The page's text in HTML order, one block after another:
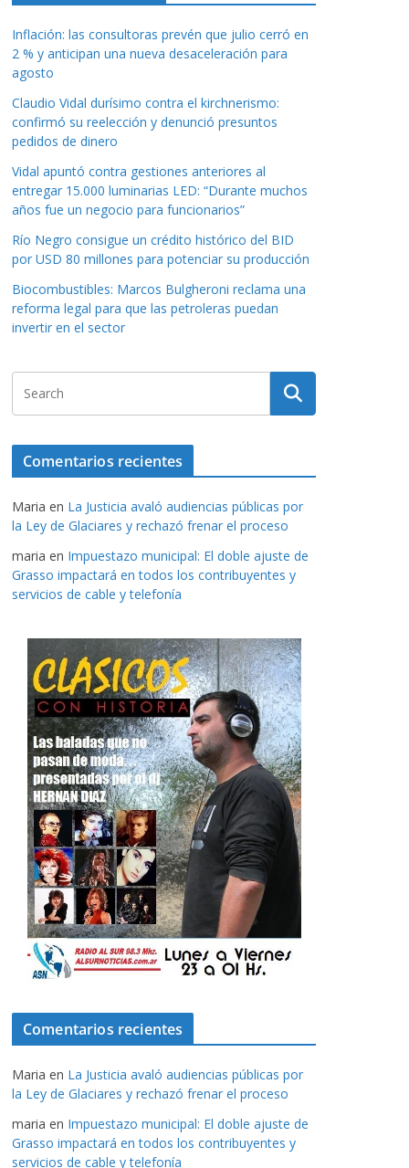
Inflación: las consultoras prevén que julio cerró en
2 % y anticipan una nueva desaceleración para
agosto
Claudio Vidal durísimo contra el kirchnerismo:
confirmó su reelección y denunció presuntos
pedidos de dinero
Vidal apuntó contra gestiones anteriores al
entregar 15.000 luminarias LED: “Durante muchos
años fue un negocio para funcionarios”
Río Negro consigue un crédito histórico del BID
por USD 80 millones para potenciar su producción
Biocombustibles: Marcos Bulgheroni reclama una
reforma legal para que las petroleras puedan
invertir en el sector
Comentarios recientes
Maria en La Justicia avaló audiencias públicas por
la Ley de Glaciares y rechazó frenar el proceso
maria en Impuestazo municipal: El doble ajuste de
Grasso impactará en todos los contribuyentes y
servicios de cable y telefonía
Comentarios recientes
Maria en La Justicia avaló audiencias públicas por
la Ley de Glaciares y rechazó frenar el proceso
maria en Impuestazo municipal: El doble ajuste de
Grasso impactará en todos los contribuyentes y
servicios de cable y telefonía